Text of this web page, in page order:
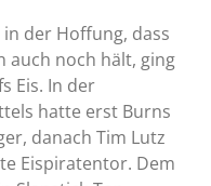
der Hoffung, dass
auch noch hält, ging
Eis. In der
hatte erst Burns
danach Tim Lutz
Eispiratentor. Dem